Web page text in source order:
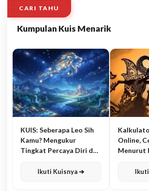
CARI TAHU
Kumpulan Kuis Menarik
KUIS: Seberapa Leo Sih
Kamu? Mengukur
Tingkat Percaya Diri dan
Ikuti Kuisnya ➔
Online,
Menurut